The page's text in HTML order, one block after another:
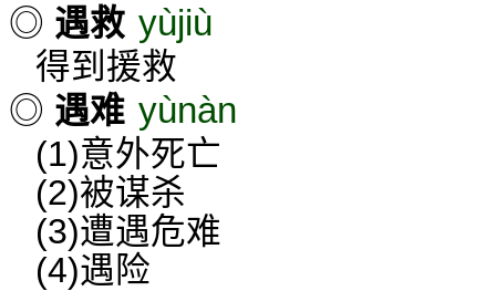
◎ 遇救 yùjiù
得到援救
◎ 遇难 yùnàn
(1)意外死亡
(2)被谋杀
(3)遭遇危难
(4)遇险